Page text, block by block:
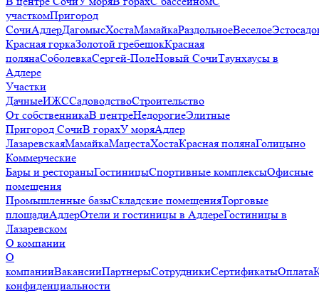
участкомПригород
СочиАдлерДагомысХостаМамайкаРаздольноеВеселое
Красная горкаЗолотой гребешокКрасная
полянаСоболевкаСергей-ПолеНовый СочиТаунхаусы в
Адлере
Участки
ДачныеИЖССадоводствоСтроительство
От собственникаВ центреНедорогиеЭлитные
Пригород СочиВ горахУ моряАдлер
ЛазаревскаяМамайкаМацестаХостаКрасная полянаГолицыно
Коммерческие
Бары и рестораныГостиницыСпортивные комплексыОфисные
помещения
Промышленные базыСкладские помещенияТорговые
площадиАдлерОтели и гостиницы в АдлереГостиницы в
Лазаревском
О компании
О
компанииВакансииПартнерыСотрудникиСертификатыОплата
конфиденциальности